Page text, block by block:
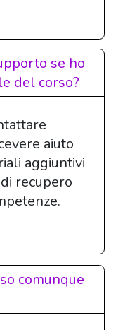
se ho
del corso?
aiuto
aggiuntivi
recupero
comunque